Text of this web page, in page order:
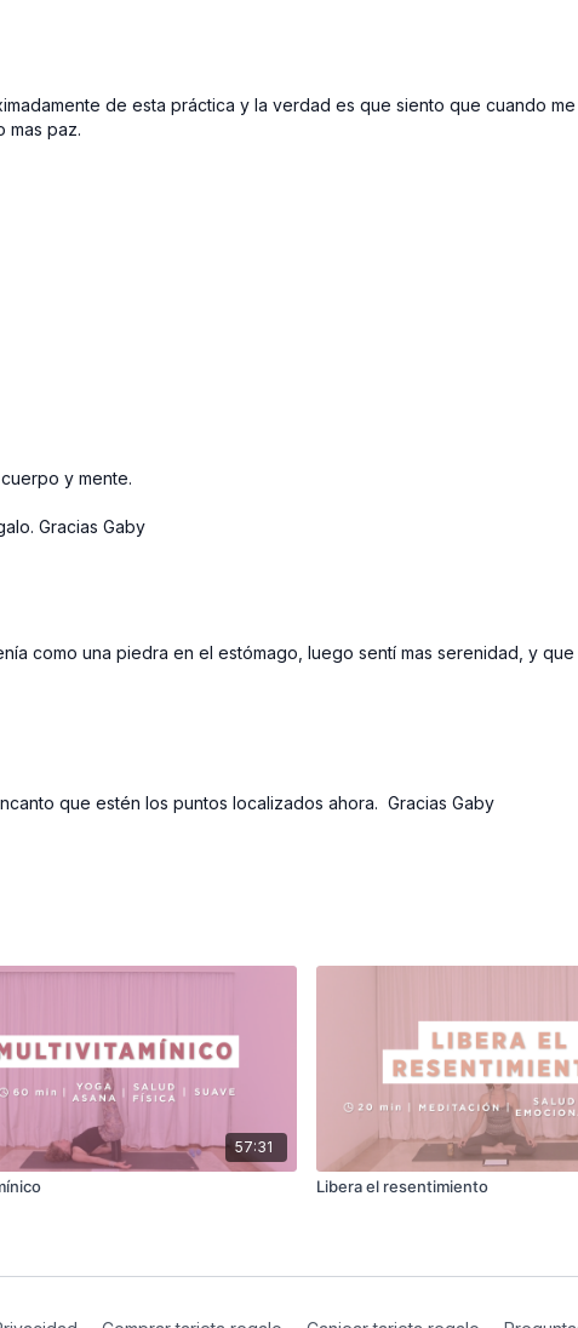
de esta práctica y la verdad es que siento que cuando
mas paz.
y mente.
Gracias Gaby
como una piedra en el estómago, luego sentí mas serenidad, y
que estén los puntos localizados ahora. Gracias Gaby
57:31
Libera el resentimiento